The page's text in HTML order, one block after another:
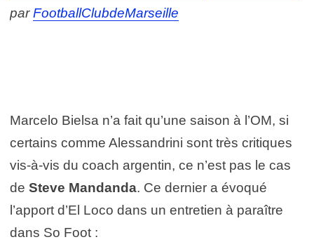
parFootballClubdeMarseille
Marcelo Bielsa n’a fait qu’une saison à l’OM, si
certains comme Alessandrini sont très critiques
vis-à-vis du coach argentin, ce n’est pas le cas
de Steve Mandanda. Ce dernier a évoqué
l’apport d’El Loco dans un entretien à paraître
dans So Foot :